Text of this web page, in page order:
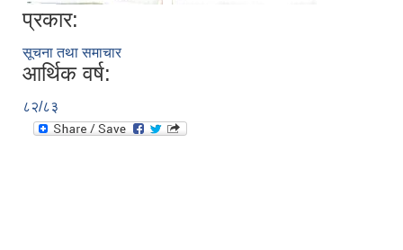
प्रकार:
सूचना तथा समाचार
आर्थिक वर्ष:
८२/८३